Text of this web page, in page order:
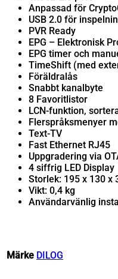
Anpassad för
USB 2.0 för
PVR Ready
EPG – Elektronisk
EPG timer och
TimeShift (med
Föräldralås
Snabbt kanalbyte
8 Favoritlistor
LCN-funktion,
Flerspråksmenyer
Text-TV
Fast Ethernet RJ45
Uppgradering via
4 siffrig LED Display
Storlek: 195 x 130 x
Vikt: 0,4 kg
Användarvänlig
Märke DILOG